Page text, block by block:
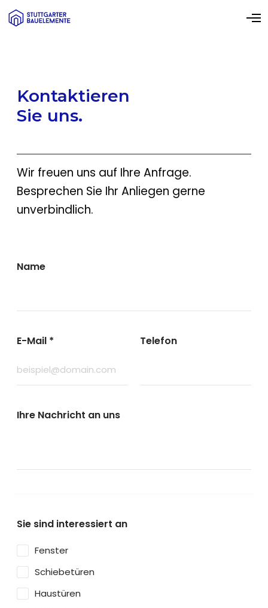
O
Kontaktieren
Sie uns.
Wir freuen uns auf Ihre Anfrage.
Besprechen Sie Ihr Anliegen gerne
unverbindlich.
Name
E-Mail * Telefon
Ihre Nachricht an uns
Sie sind interessiert an
Fenster
Schiebetüren
Haustüren